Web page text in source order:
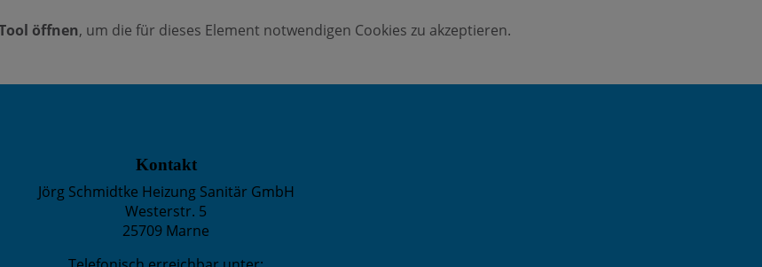
öffnen, um die für dieses Element notwendigen Cookies zu akzeptieren.
Kontakt
Jörg Schmidtke Heizung Sanitär GmbH
Westerstr. 5
25709 Marne